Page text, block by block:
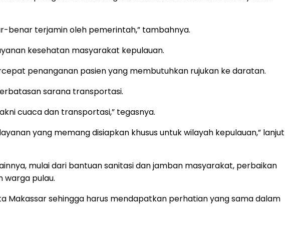
benar terjamin oleh pemerintah,” tambahnya.
kesehatan masyarakat kepulauan.
penanganan pasien yang membutuhkan rujukan ke daratan.
sarana transportasi.
cuaca dan transportasi,” tegasnya.
yang memang disiapkan khusus untuk wilayah kepulauan,” lanjut
mulai dari bantuan sanitasi dan jamban masyarakat, perbaikan
warga pulau.
Makassar sehingga harus mendapatkan perhatian yang sama dalam